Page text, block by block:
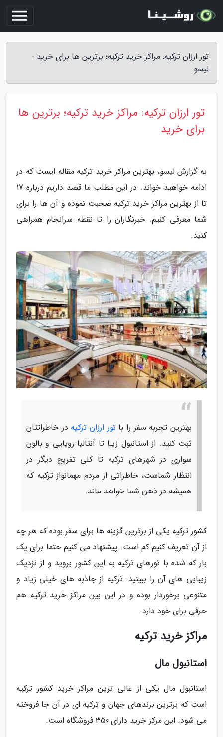
تور ارزان ترکیه: مراکز خرید ترکیه؛ برترین ها برای خرید -
لیسو
تور ارزان ترکیه: مراکز خرید ترکیه؛ برترین ها
برای خرید
به گزارش لیسو، بهترین مراکز خرید ترکیه مقاله ایست که در
ادامه خواهید خواند. در این مطلب ما قصد داریم درباره 17
تا از بهترین مراکز خرید ترکیه صحبت نموده و آن ها را برای
شما معرفی کنیم. خبرنگاران را تا نقطه سرانجام همراهی
کنید.
بهترین تجربه سفر را باتور ارزان ترکیه در خاطراتتان
ثبت کنید. از استانبول زیبا تا آنتالیا رویایی و بالون
سواری در شهرهای ترکیه تا کلی تفریح دیگر در
انتظار شماست، خاطراتی از مردم مهمانواز ترکیه که
همیشه در ذهن شما خواهد ماند.
کشور ترکیه یکی از برترین گزینه ها برای سفر بوده که هر چه
از آن تعریف کنیم کم است. پیشنهاد می کنیم حتما برای یک
بار که شده با تورهای ترکیه به این کشور بروید و از نزدیک
زیبایی های آن را ببینید. ترکیه از جاذبه های خیلی زیاد و
متنوعی برخوردار بوده و در این بین مراکز خرید ترکیه هم
حرفی برای خود دارد.
مراکز خرید ترکیه
استانبول مال
استانبول مال یکی از عالی ترین مراکز خرید کشور ترکیه
است که برترین برندهای جهان و ترکیه ای در آن جا فروخته
می شود. این مرکز خرید دارای 350 فروشگاه است.